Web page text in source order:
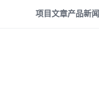
项目文章产品新闻